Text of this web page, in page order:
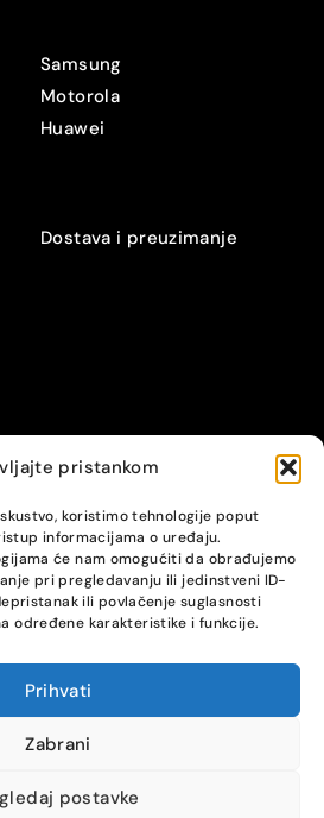
pristankom
koristimo tehnologije poput
informacijama o uređaju.
će nam omogućiti da obrađujemo
pri pregledavanju ili jedinstveni ID-
ili povlačenje suglasnosti
određene karakteristike i funkcije.
Prihvati
Zabrani
postavke
Samsung
Motorola
Huawei
Dostava i preuzimanje
All Rights Reserved.
COMPARE (0)